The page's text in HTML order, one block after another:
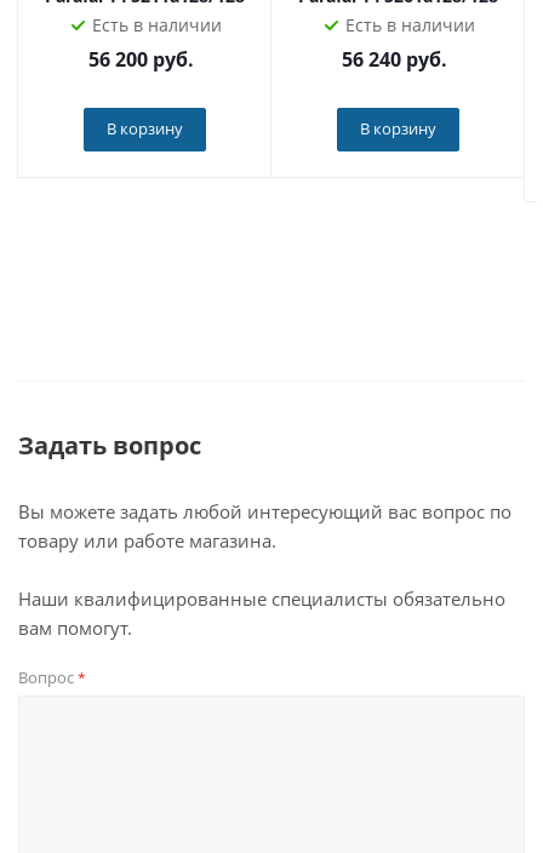
центрах не влияет на гарантию на ваш автомобиль.
➕У вас имеются законные 14 дней на проверку
Наш магазин - официальный дилер продукции Radiola
Есть в наличии
56 200руб.
В корзину
Есть в наличии
56 240руб.
В корзину
Задать вопрос
Вы можете задать любой интересующий вас вопрос по
товару или работе магазина.
Наши квалифицированные специалисты обязательно
вам помогут.
Вопрос*